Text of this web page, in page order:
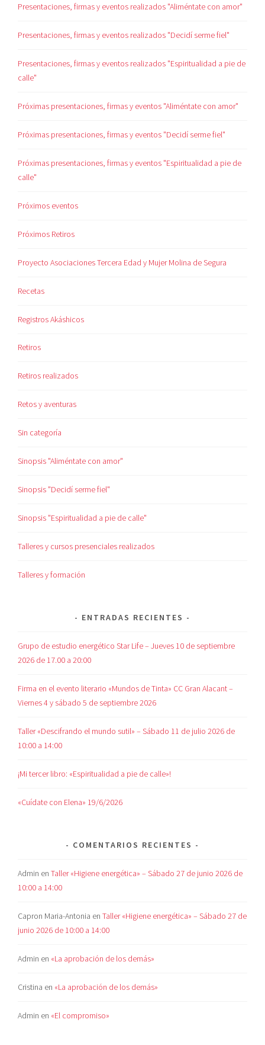
Presentaciones, firmas y eventos realizados "Aliméntate con amor"
Presentaciones, firmas y eventos realizados "Decidí serme fiel"
Presentaciones, firmas y eventos realizados "Espiritualidad a pie de
calle"
Próximas presentaciones, firmas y eventos "Aliméntate con amor"
Próximas presentaciones, firmas y eventos "Decidí serme fiel"
Próximas presentaciones, firmas y eventos "Espiritualidad a pie de
calle"
Próximos eventos
Próximos Retiros
Proyecto Asociaciones Tercera Edad y Mujer Molina de Segura
Recetas
Registros Akáshicos
Retiros
Retiros realizados
Retos y aventuras
Sin categoría
Sinopsis "Aliméntate con amor"
Sinopsis "Decidí serme fiel"
Sinopsis "Espiritualidad a pie de calle"
Talleres y cursos presenciales realizados
Talleres y formación
ENTRADAS RECIENTES
Grupo de estudio energético Star Life – Jueves 10 de septiembre
2026 de 17.00 a 20:00
Firma en el evento literario «Mundos de Tinta» CC Gran Alacant –
Viernes 4 y sábado 5 de septiembre 2026
Taller «Descifrando el mundo sutil» – Sábado 11 de julio 2026 de
10:00 a 14:00
¡Mi tercer libro: «Espiritualidad a pie de calle»!
«Cuídate con Elena» 19/6/2026
COMENTARIOS RECIENTES
Admin enTaller «Higiene energética» – Sábado 27 de junio 2026 de
10:00 a 14:00
Capron Maria-Antonia enTaller «Higiene energética» – Sábado 27 de
junio 2026 de 10:00 a 14:00
Admin en «La aprobación de los demás»
Cristina en «La aprobación de los demás»
Admin en «El compromiso»